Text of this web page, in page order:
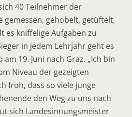
40 Teilnehmer der
gemessen, gehobelt, getüftelt,
es kniffelige Aufgaben zu
in jedem Lehrjahr geht es
19. Juni nach Graz. „Ich bin
Niveau der gezeigten
froh, dass so viele junge
den Weg zu uns nach
sich Landesinnungsmeister